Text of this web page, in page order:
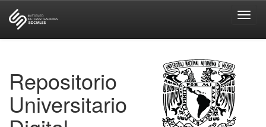
Repositorio
Universitario